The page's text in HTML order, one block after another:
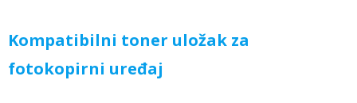
Kompatibilni toner uložak za
fotokopirni uređaj